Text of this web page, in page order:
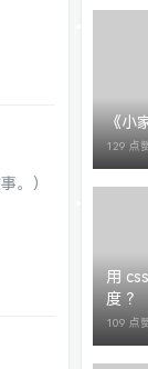
。）
《小
129 点赞
用
度 ？
109 点赞